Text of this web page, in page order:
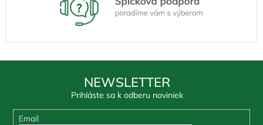
NEWSLETTER
Prihláste sa k odberu noviniek
Email